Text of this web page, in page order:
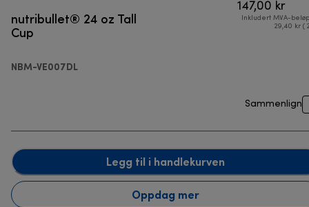
nutribullet® 24 oz Tall
Cup
NBM-VE007DL
147,00 kr
Inkludert MVA-
29,40 kr (
Sammenlign
Legg til i handlekurven
Oppdag mer